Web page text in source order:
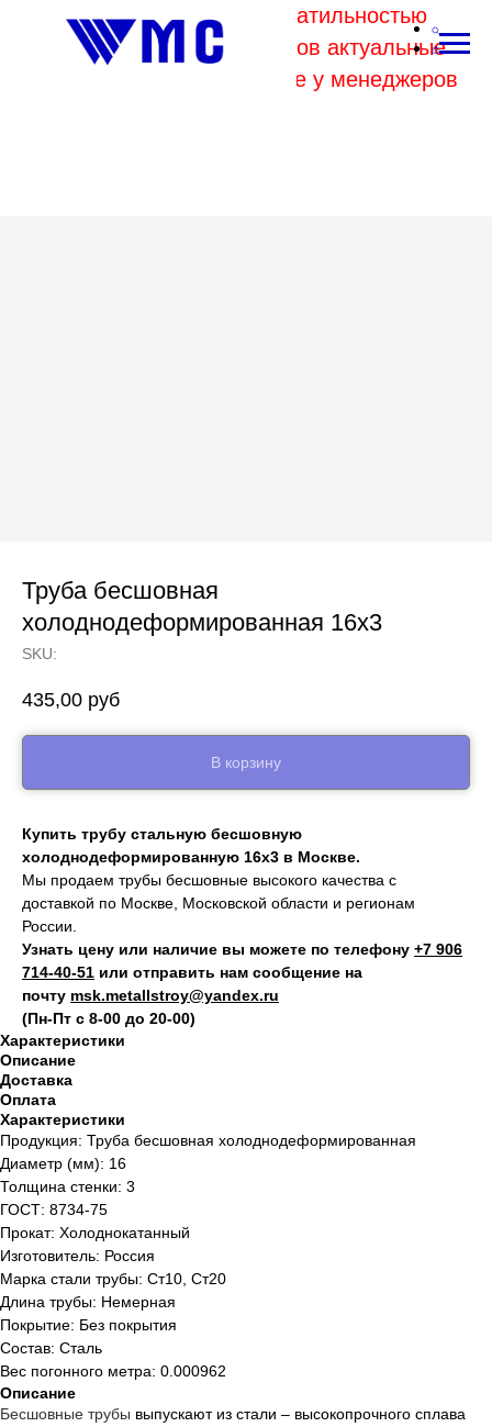
В связи с высокой волатильностью
отпускных цен комбинатов актуальные
цены на металл уточняйте у менеджеров
Труба бесшовная
холоднодеформированная 16х3
SKU:
435,00 руб
В корзину
Купить трубу стальную бесшовную
холоднодеформированную 16х3 в Москве.
Мы продаем трубы бесшовные высокого качества с
доставкой по Москве, Московской области и регионам
России.
Узнать цену или наличие вы можете по телефону +7 906
714‑40-51 или отправить нам сообщение на
почту msk.metallstroy@yandex.ru
(Пн-Пт с 8-00 до 20-00)
Характеристики
Описание
Доставка
Оплата
Характеристики
Продукция: Труба бесшовная холоднодеформированная
Диаметр (мм): 16
Толщина стенки: 3
ГОСТ: 8734-75
Прокат: Холоднокатанный
Изготовитель: Россия
Марка стали трубы: Ст10, Ст20
Длина трубы: Немерная
Покрытие: Без покрытия
Состав: Сталь
Вес погонного метра: 0.000962
Описание
Бесшовные трубы выпускают из стали – высокопрочного сплава